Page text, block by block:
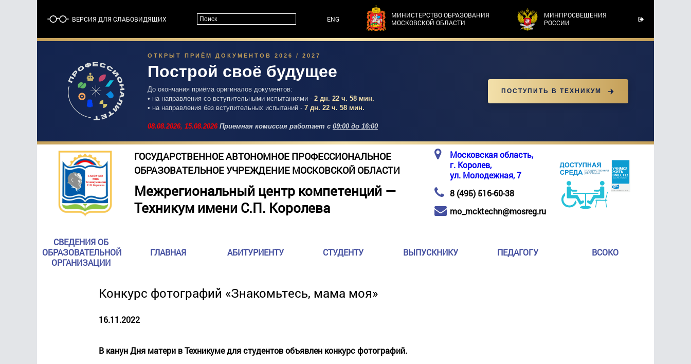
ВЕРСИЯ ДЛЯ СЛАБОВИДЯЩИХ ENG
МИНИСТЕРСТВО ОБРАЗОВАНИЯ
МОСКОВСКОЙ ОБЛАСТИ
МИНПРОСВЕЩЕНИЯ
РОССИИ
ОТКРЫТ ПРИЁМ ДОКУМЕНТОВ 2026 / 2027
Построй своё будущее
До окончания приёма оригиналов документов:
• на направления со вступительными испытаниями - 2 дн. 22 ч. 58 мин.
• на направления без вступительных испытаний - 7 дн. 22 ч. 58 мин.
08.08.2026, 15.08.2026Приемная комиссия работает с 09:00 до 16:00
ПОСТУПИТЬ В ТЕХНИКУМ
ГОСУДАРСТВЕННОЕ АВТОНОМНОЕ ПРОФЕССИОНАЛЬНОЕ
ОБРАЗОВАТЕЛЬНОЕ УЧРЕЖДЕНИЕ МОСКОВСКОЙ ОБЛАСТИ
Межрегиональный центр компетенций —
Техникум имени С.П. Королева
Московская область,
г. Королев,
ул. Молодежная, 7
8 (495) 516-60-38
mo_mcktechn@mosreg.ru
СВЕДЕНИЯ ОБ
ОБРАЗОВАТЕЛЬНОЙ
ОРГАНИЗАЦИИ
ГЛАВНАЯ АБИТУРИЕНТУ СТУДЕНТУ ВЫПУСКНИКУ ПЕДАГОГУ ВСОКО
Конкурс фотографий «Знакомьтесь, мама моя»
16.11.2022
В канун Дня матери в Техникуме для студентов объявлен конкурс фотографий.